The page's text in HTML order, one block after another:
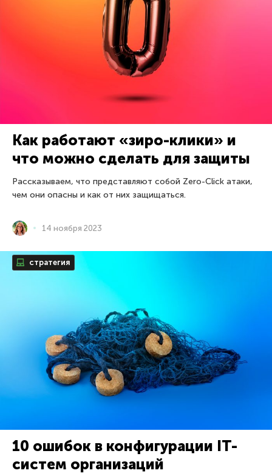
Как работают «зиро-клики» и
что можно сделать для защиты
Рассказываем, что представляют собой Zero-Click атаки,
чем они опасны и как от них защищаться.
14 ноября 2023
стратегия
10 ошибок в конфигурации IT-
систем организаций